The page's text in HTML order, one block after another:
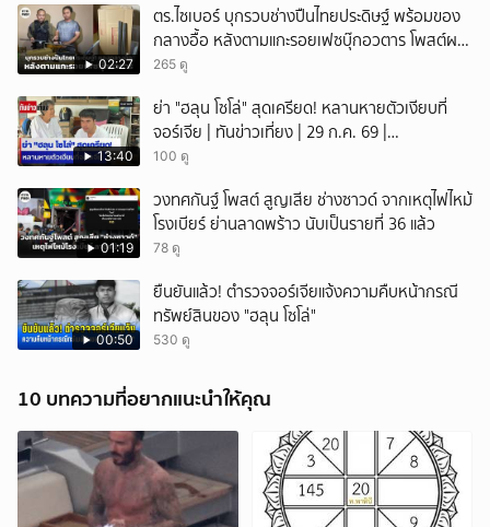
02:27
ตร.ไซเบอร์ บุกรวบช่างปืนไทยประดิษฐ์ พร้อมของ
กลางอื้อ หลังตามแกะรอยเฟซบุ๊กอวตาร โพสต์ผล
งานอวดหาลูกค้า
265 ดู
13:40
ย่า "ฮลุน โซโล่" สุดเครียด! หลานหายตัวเงียบที่
จอร์เจีย | ทันข่าวเที่ยง | 29 ก.ค. 69 |
NationTV22.
100 ดู
01:19
วงทศกันฐ์ โพสต์ สูญเสีย ช่างซาวด์ จากเหตุไฟไหม้
โรงเบียร์ ย่านลาดพร้าว นับเป็นรายที่ 36 แล้ว
78 ดู
00:50
ยืนยันแล้ว! ตำรวจจอร์เจียแจ้งความคืบหน้ากรณี
ทรัพย์สินของ "ฮลุน โซโล่"
530 ดู
10 บทความที่อยากแนะนำให้คุณ